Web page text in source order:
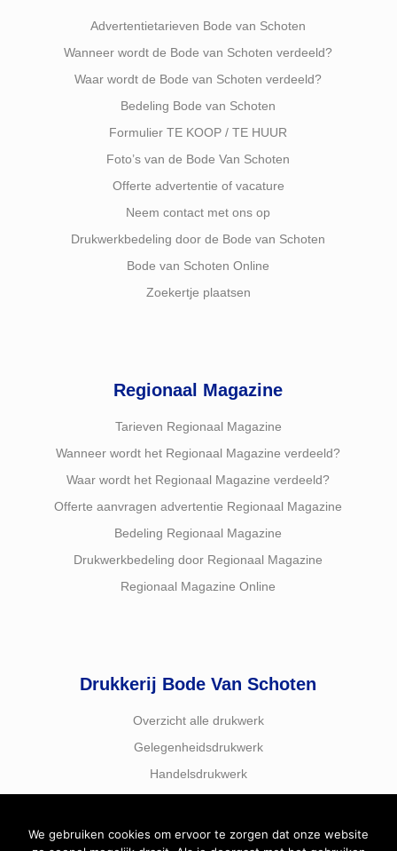
Advertentietarieven Bode van Schoten
Wanneer wordt de Bode van Schoten verdeeld?
Waar wordt de Bode van Schoten verdeeld?
Bedeling Bode van Schoten
Formulier TE KOOP / TE HUUR
Foto’s van de Bode Van Schoten
Offerte advertentie of vacature
Neem contact met ons op
Drukwerkbedeling door de Bode van Schoten
Bode van Schoten Online
Zoekertje plaatsen
Regionaal Magazine
Tarieven Regionaal Magazine
Wanneer wordt het Regionaal Magazine verdeeld?
Waar wordt het Regionaal Magazine verdeeld?
Offerte aanvragen advertentie Regionaal Magazine
Bedeling Regionaal Magazine
Drukwerkbedeling door Regionaal Magazine
Regionaal Magazine Online
Drukkerij Bode Van Schoten
Overzicht alle drukwerk
Gelegenheidsdrukwerk
Handelsdrukwerk
We gebruiken cookies om ervoor te zorgen dat onze website